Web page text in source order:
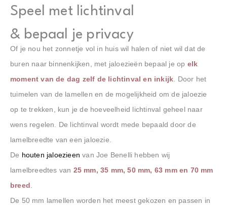
Speel met lichtinval
& bepaal je privacy
Of je nou het zonnetje vol in huis wil halen of niet wil dat de
buren naar binnenkijken, met jaloezieën bepaal je op elk
moment van de dag zelf de lichtinval en inkijk . Door het
tuimelen van de lamellen en de mogelijkheid om de jaloezie
op te trekken, kun je de hoeveelheid lichtinval geheel naar
wens regelen. De lichtinval wordt mede bepaald door de
lamelbreedte van een jaloezie.
De houten jaloezieen van Joe Benelli hebben wij
lamelbreedtes van 25 mm, 35 mm, 50 mm, 63 mm en 70 mm
breed
De 50 mm lamellen worden het meest gekozen en passen in